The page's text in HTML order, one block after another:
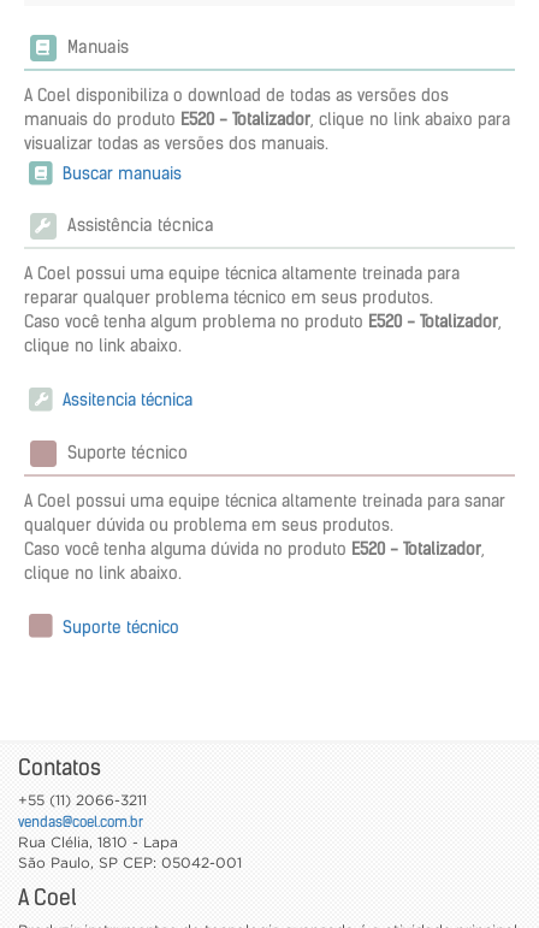
Manuais
A Coel disponibiliza o download de todas as versões dos
manuais do produto E520 - Totalizador, clique no link abaixo para
visualizar todas as versões dos manuais.
Buscar manuais
Assistência técnica
A Coel possui uma equipe técnica altamente treinada para
reparar qualquer problema técnico em seus produtos.
Caso você tenha algum problema no produto E520 - Totalizador,
clique no link abaixo.
Assitencia técnica
Suporte técnico
A Coel possui uma equipe técnica altamente treinada para sanar
qualquer dúvida ou problema em seus produtos.
Caso você tenha alguma dúvida no produto E520 - Totalizador,
clique no link abaixo.
Suporte técnico
Contatos
+55 (11) 2066-3211
vendas@coel.com.br
Rua Clélia, 1810 - Lapa
São Paulo, SP CEP: 05042-001
A Coel